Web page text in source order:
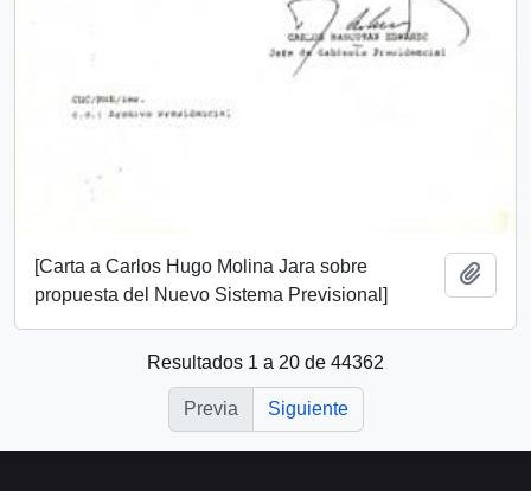
[Carta a Carlos Hugo Molina Jara sobre
propuesta del Nuevo Sistema Previsional]
Resultados 1 a 20 de 44362
Previa Siguiente